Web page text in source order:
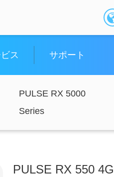
ス サポート
PULSE RX 5000
Series
PULSE RX 550